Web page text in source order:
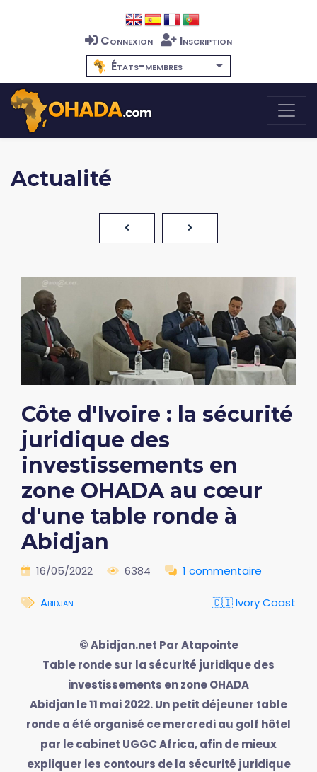
Connexion
Inscription
États-membres
Actualité
Côte d'Ivoire : la sécurité
juridique des
investissements en
zone OHADA au cœur
d'une table ronde à
Abidjan
16/05/2022 6384 1 commentaire
🇨🇮 Ivory Coast
Abidjan
© Abidjan.net Par Atapointe
Table ronde sur la sécurité juridique des
investissements en zone OHADA
Abidjan le 11 mai 2022. Un petit déjeuner table
ronde a été organisé ce mercredi au golf hôtel
par le cabinet UGGC Africa, afin de mieux
expliquer les contours de la sécurité juridique